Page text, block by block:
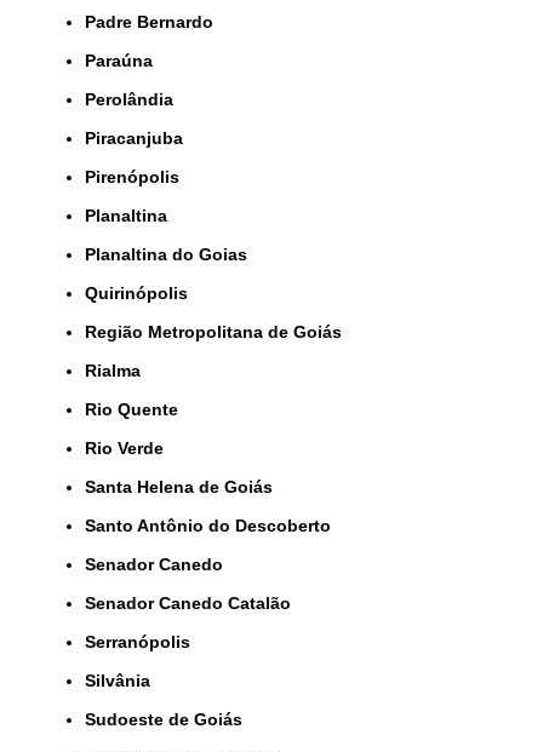
Padre Bernardo
Paraúna
Perolândia
Piracanjuba
Pirenópolis
Planaltina
Planaltina do Goias
Quirinópolis
Região Metropolitana de Goiás
Rialma
Rio Quente
Rio Verde
Santa Helena de Goiás
Santo Antônio do Descoberto
Senador Canedo
Senador Canedo Catalão
Serranópolis
Silvânia
Sudoeste de Goiás